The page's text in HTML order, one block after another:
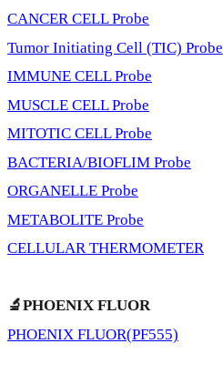
CANCER CELL Probe
Tumor Initiating Cell (TIC) Probe
IMMUNE CELL Probe
MUSCLE CELL Probe
MITOTIC CELL Probe
BACTERIA/BIOFLIM Probe
ORGANELLE Probe
METABOLITE Probe
CELLULAR THERMOMETER
🔬PHOENIX FLUOR
PHOENIX FLUOR(PF555)